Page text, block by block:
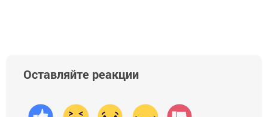
Оставляйте реакции